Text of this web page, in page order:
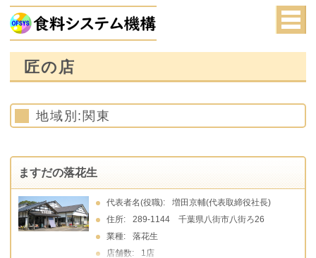
匠の店
地域別:関東
ますだの落花生
代表者名(役職):
増田京輔(代表取締役社長)
住所:
289-1144 千葉県八街市八街ろ26
業種:
落花生
店舗数:
1店